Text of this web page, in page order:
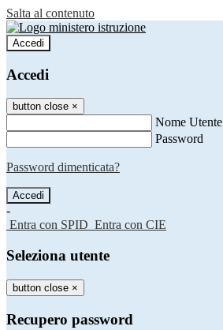
Salta al contenuto
Accedi
Accedi
button close ×
Nome Utente
Password
Password dimenticata?
-
Entra con SPID Entra con CIE
Seleziona utente
button close ×
Recupero password